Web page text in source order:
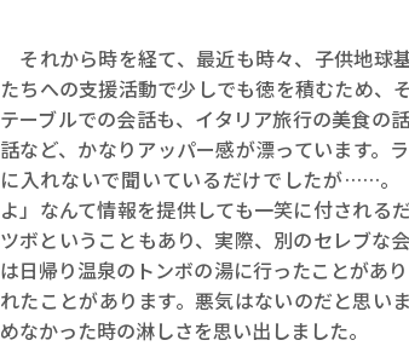
それから時を経て、最近も時々、子供地球
たちへの支援活動で少しでも徳を積むため
テーブルでの会話も、イタリア旅行の美食の
話など、かなりアッパー感が漂っています。
に入れないで聞いているだけでしたが……。
よ」なんて情報を提供しても一笑に付される
ツボということもあり、実際、別のセレブな
は日帰り温泉のトンボの湯に行ったことがあ
れたことがあります。悪気はないのだと思
めなかった時の淋しさを思い出しました。